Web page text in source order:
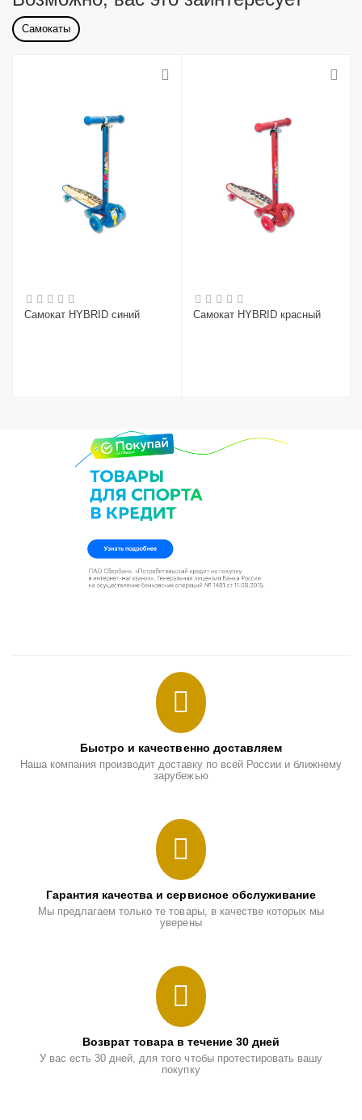
Самокаты
Самокат HYBRID синий Самокат HYBRID красный
Быстро и качественно доставляем
Наша компания производит доставку по всей России и ближнему
зарубежью
Гарантия качества и сервисное обслуживание
Мы предлагаем только те товары, в качестве которых мы
уверены
Возврат товара в течение 30 дней
У вас есть 30 дней, для того чтобы протестировать вашу
покупку